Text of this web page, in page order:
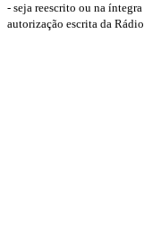
- seja reescrito ou na
autorização escrita da